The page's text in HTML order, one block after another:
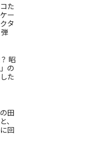
た
ー
タ
昭
の
た
田
、
回